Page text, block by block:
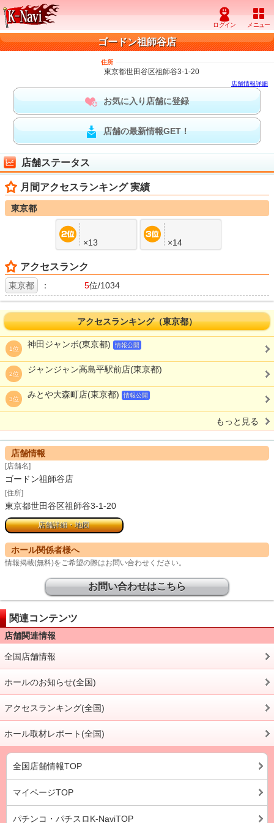
ゴードン祖師谷店
住所
東京都世田谷区祖師谷3-1-20
店舗情報詳細
お気に入り店舗に登録
店舗の最新情報GET！
店舗ステータス
月間アクセスランキング 実績
東京都
×13 ×14
アクセスランク
東京都 ： 5位/1034
アクセスランキング（東京都）
1位 神田ジャンボ(東京都) 情報公開
2位 ジャンジャン高島平駅前店(東京都)
3位 みとや大森町店(東京都) 情報公開
もっと見る
店舗情報
[店舗名]
ゴードン祖師谷店
[住所]
東京都世田谷区祖師谷3-1-20
店舗詳細・地図
ホール関係者様へ
情報掲載(無料)をご希望の際はお問い合わせください。
お問い合わせはこちら
関連コンテンツ
店舗関連情報
全国店舗情報
ホールのお知らせ(全国)
アクセスランキング(全国)
ホール取材レポート(全国)
全国店舗情報TOP
マイページTOP
パチンコ・パチスロK-NaviTOP